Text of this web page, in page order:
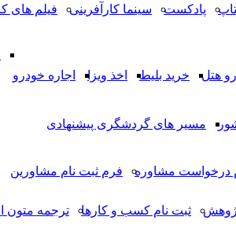
پادکست سینما کارآفرینی فیلم های
هتل خرید بلیط اخذ ویزا اجاره خودرو
مسیر های گردشگری پیشنهادی
درخواست مشاوره فرم ثبت نام مشاورین
ثبت نام کسب و کارها ترجمه متون